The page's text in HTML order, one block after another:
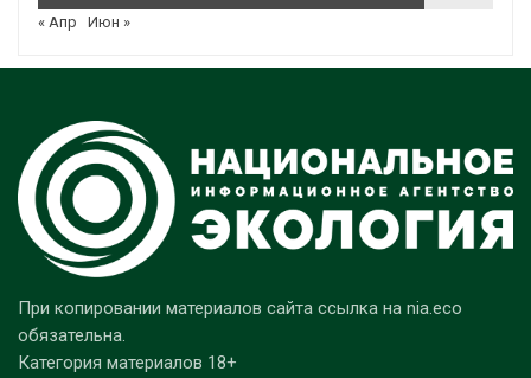
« Апр
Июн »
При копировании материалов сайта ссылка на nia.eco
обязательна.
Категория материалов 18+